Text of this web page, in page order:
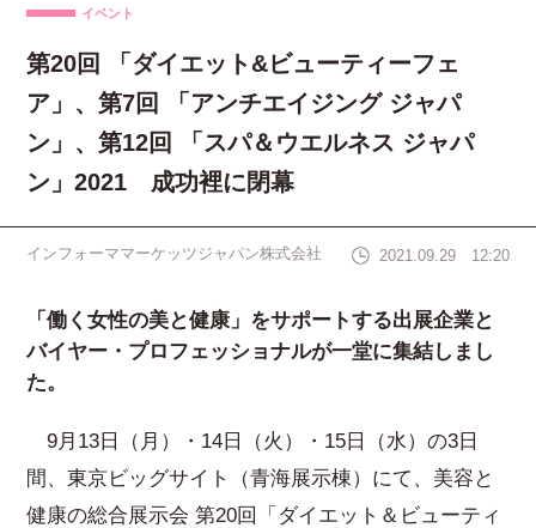
イベント
第20回 「ダイエット&ビューティーフェ
ア」、第7回 「アンチエイジング ジャパ
ン」、第12回 「スパ＆ウエルネス ジャパ
ン」2021 成功裡に閉幕
インフォーママーケッツジャパン株式会社 2021.09.29 12:20
「働く女性の美と健康」をサポートする出展企業と
バイヤー・プロフェッショナルが一堂に集結しまし
た。
9月13日（月）・14日（火）・15日（水）の3日
間、東京ビッグサイト（青海展示棟）にて、美容と
健康の総合展示会 第20回「ダイエット＆ビューティ